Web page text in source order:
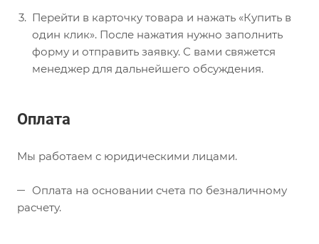
Перейти в карточку товара и нажать «Купить в
один клик». После нажатия нужно заполнить
форму и отправить заявку. С вами свяжется
менеджер для дальнейшего обсуждения.
Оплата
Мы работаем с юридическими лицами.
Оплата на основании счета по безналичному
расчету.